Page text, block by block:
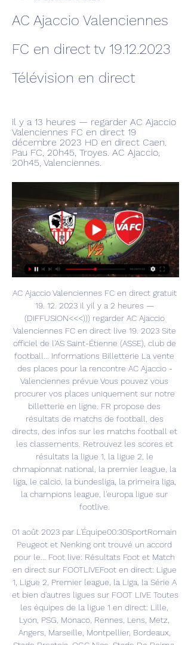
AC Ajaccio Valenciennes
FC en direct tv 19.12.2023
Télévision en direct
il y a 13 heures — regarder AC Ajaccio
Valenciennes FC en direct 19
décembre 2023 HD en direct Caen.
Pau FC, 20h45, Troyes. AC Ajaccio,
20h45, Valenciennes.
AC Ajaccio Valenciennes FC en direct gratuit
19. 12. 2023 il yil y a 2 heures —
(DIFFUSION<<<))) regarder AC Ajaccio
Valenciennes FC en direct live 19. 2023 Site
officiel de l'AS Saint-Étienne (ASSE), club de
football... Informations Billetterie La vente
des places pour la rencontre AC Ajaccio -
Valenciennes prévue Vous pouvez vous
procurer vos places uniquement sur notre
billetterie en ligne. FR propose des
résultats de matchs de football, des
directs, des infos sur les matchs football et
les classements. Retrouvez les scores et
résultats la ligue 1, la ligue 2, le
chmapionnat national, la premier league, la
liga, le calcio, la bundesliga, la primeira liga,
la champions league, l'europa ligue sur
footlive.
01 août 2023 par L'Équipe00:30SportRomain
Peugeot et Nenking ont trouvé un accord
pour le... Foot live: Résultats Foot et Match
en direct sur FOOTLIVEFoot en direct: Ligue
1, Ligue 2, Premier league, la Liga, la Série A
et bien d'autres ligues sur FOOT LIVE Toutes
les équipes de la ligue 1 en direct: Lille,
Lyon, PSG, Monaco, Rennes, Lens, Metz,
Angers, Marseille, Montpellier, Bordeaux,